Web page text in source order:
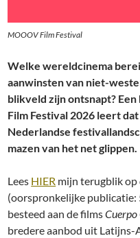
MOOOV Film Festival
Welke wereldcinema
aanwinsten van niet-
blikveld zijn ontsnapt?
Film Festival 2026 leert
Nederlandse
mazen van het net glippen.
Lees HIER mijn terugblik op
(oorspronkelijke publicatie:
besteed aan de filmsCuerpo
bredere aanbod uit Latijns-